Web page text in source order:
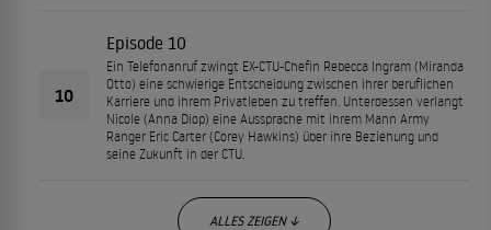
10
Episode 10
Ein Telefonanruf zwingt EX-CTU-Chefin Rebecca Ingram (Miranda
Otto) eine schwierige Entscheidung zwischen ihrer beruflichen
Karriere und ihrem Privatleben zu treffen. Unterdessen verlangt
Nicole (Anna Diop) eine Aussprache mit ihrem Mann Army
Ranger Eric Carter (Corey Hawkins) über ihre Beziehung und
seine Zukunft in der CTU.
ALLES ZEIGEN ↓